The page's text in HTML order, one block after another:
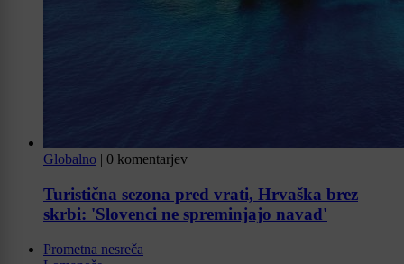
Globalno | 0 komentarjev
Turistična sezona pred vrati, Hrvaška brez
skrbi: 'Slovenci ne spreminjajo navad'
Prometna nesreča